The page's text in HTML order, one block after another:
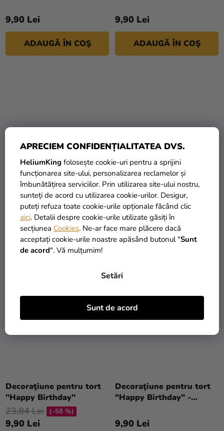
APRECIEM CONFIDENȚIALITATEA DVS.
HeliumKing folosește cookie-uri pentru a sprijini
funcționarea site-ului, personalizarea reclamelor și
îmbunătățirea serviciilor. Prin utilizarea site-ului nostru,
sunteți de acord cu utilizarea cookie-urilor. Desigur,
puteți refuza toate cookie-urile opționale făcând clic
aici. Detalii despre cookie-urile utilizate găsiți în
secțiunea Cookies. Ne-ar face mare plăcere dacă
acceptați cookie-urile noastre apăsând butonul "Sunt
de acord". Vă mulțumim!
Setări
Sunt de acord
9,90 Lei
ADAUGĂ ÎN COŞ
9,90 Lei
ADAUGĂ ÎN COŞ
Decorațiune pentru tort -
Just married, negru
29,90 Lei
ADAUGĂ ÎN COŞ
Decorațiune pentru tort -
Mr a Mrs
39,90 Lei
ADAUGĂ ÎN COŞ
Decoraţiune pentru tort
"Happy Birthday"
medie
a
produsului
este
9,90 Lei
23,84 Lei (–58 %)
Decoraţiune pentru tort
"Happy Birthday" -
9,90 Lei